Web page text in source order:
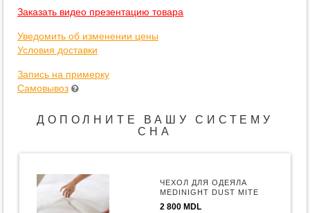
Заказать видео презентацию товара
Уведомить об изменении цены
Условия доставки
Запись на примерку
Самовывоз
ДОПОЛНИТЕ ВАШУ СИСТЕМУ
СНА
ЧЕХОЛ ДЛЯ ОДЕЯЛА
MEDINIGHT DUST MITE
QUILT BARRIER
2 800 MDL